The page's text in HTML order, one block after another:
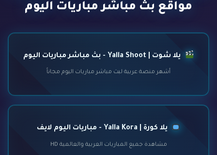
مواقع بث مباشر مباريات اليوم
يلا شوت | Yalla Shoot - بث مباشر مباريات اليوم
أشهر منصة عربية لبث مباشر مباريات اليوم مجاناً
يلا كورة | Yalla Kora - مباريات اليوم لايف
مشاهدة جميع المباريات العربية والعالمية HD